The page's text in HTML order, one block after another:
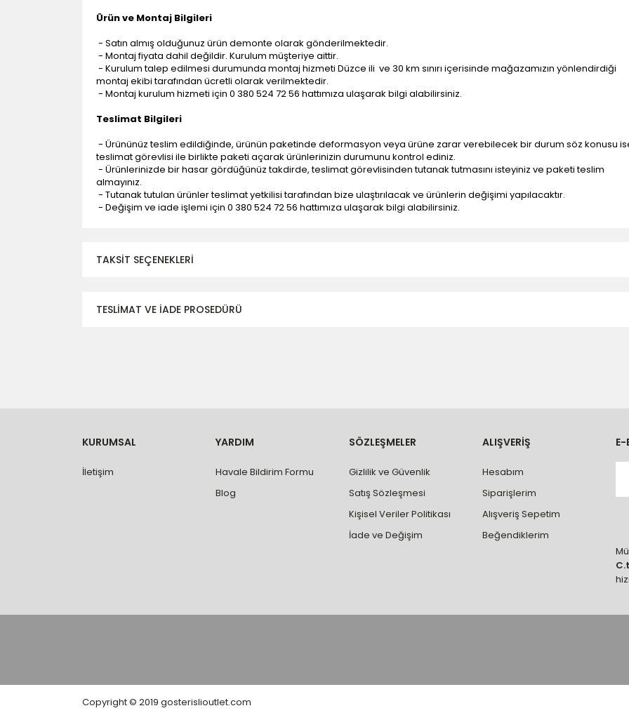
Ürün ve Montaj Bilgileri
- Satın almış olduğunuz ürün demonte olarak gönderilmektedir.
- Montaj fiyata dahil değildir. Kurulum müşteriye aittir.
- Kurulum talep edilmesi durumunda montaj hizmeti Düzce ili ve 30 km sınırı içerisinde mağazamızın yönlendirdiği
montaj ekibi tarafından ücretli olarak verilmektedir.
- Montaj kurulum hizmeti için 0 380 524 72 56 hattımıza ulaşarak bilgi alabilirsiniz.
Teslimat Bilgileri
- Ürününüz teslim edildiğinde, ürünün paketinde deformasyon veya ürüne zarar verebilecek bir durum söz konusu
teslimat görevlisi ile birlikte paketi açarak ürünlerinizin durumunu kontrol ediniz.
- Ürünlerinizde bir hasar gördüğünüz takdirde, teslimat görevlisinden tutanak tutmasını isteyiniz ve paketi teslim
almayınız.
- Tutanak tutulan ürünler teslimat yetkilisi tarafından bize ulaştırılacak ve ürünlerin değişimi yapılacaktır.
- Değişim ve iade işlemi için 0 380 524 72 56 hattımıza ulaşarak bilgi alabilirsiniz.
TAKSIT SEÇENEKLERI
TESLİMAT VE İADE PROSEDÜRÜ
- Özel sipariş ürünlerde ölçü, ebat, yükseklik vb. hatalar yüzünden onaylanmış siparişler iade alınmaz veya
değiştirilmez.
- Vitrifiye, tekne, küvet, kabin, banyo dolabı vb. ürünlerin siparişini vermeden önce ürünlerin montajını yapacak
kişi veya firmaya mutlaka ölçü ve ebat kontrolü yaptırınız.
KURUMSAL
İletişim
YARDIM
Havale Bildirim Formu
Blog
SÖZLEŞMELER
Gizlilik ve Güvenlik
Satış Sözleşmesi
Kişisel Veriler Politikası
İade ve Değişim
ALIŞVERİŞ
Hesabım
Siparişlerim
Alışveriş Sepetim
Beğendiklerim
E-
Copyright © 2019 gosterislioutlet.com